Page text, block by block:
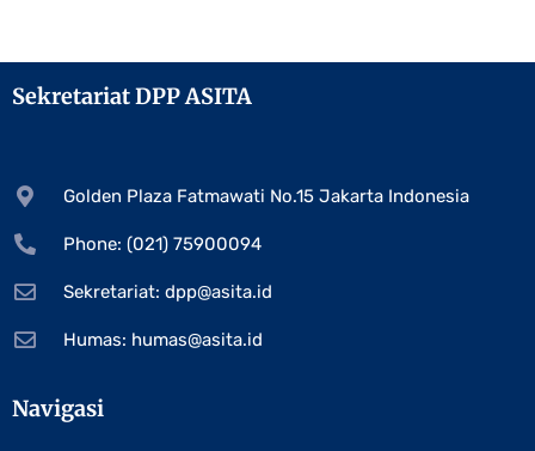
Sekretariat DPP ASITA
Golden Plaza Fatmawati No.15 Jakarta Indonesia
Phone: (021) 75900094
Sekretariat: dpp@asita.id
Humas: humas@asita.id
Navigasi